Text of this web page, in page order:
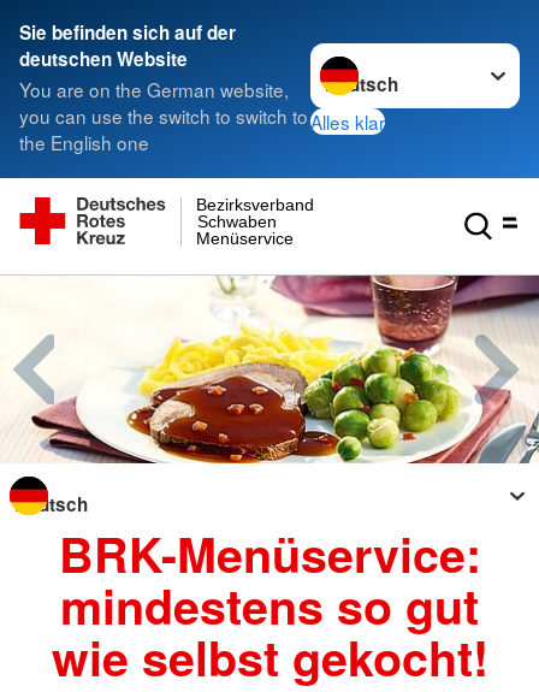
Sie befinden sich auf der
deutschen Website
You are on the German website,
you can use the switch to switch to
the English one
Sprache wechseln zu
Alles klar
Menüservice
Schwaben
Bezirksverband
Sprache wechseln zu
BRK-Menüservice:
mindestens so gut
wie selbst gekocht!